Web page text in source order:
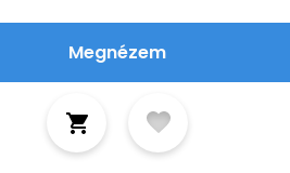
Megnézem